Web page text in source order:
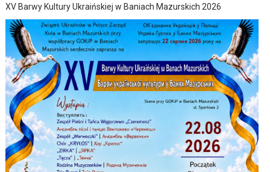
XV Barwy Kultury Ukraińskiej w Baniach Mazurskich 2026